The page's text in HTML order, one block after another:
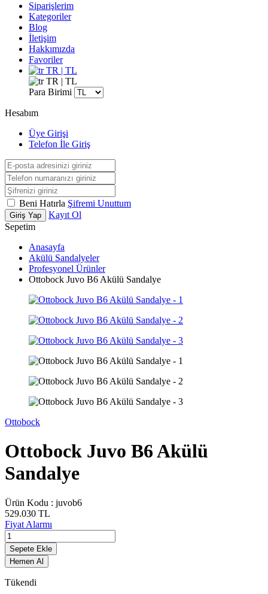
Siparişlerim
Kategoriler
Blog
İletişim
Hakkımızda
Favoriler
TR | TL
TR | TL
Para Birimi
Hesabım
Üye Girişi
Telefon İle Giriş
Beni Hatırla Şifremi Unuttum
Giriş Yap
Kayıt Ol
Sepetim
Anasayfa
Akülü Sandalyeler
Profesyonel Ürünler
Ottobock Juvo B6 Akülü Sandalye
Ottobock
Ottobock Juvo B6 Akülü
Sandalye
Ürün Kodu : juvob6
529.030 TL
Fiyat Alarmı
Sepete Ekle
Hemen Al
Tükendi